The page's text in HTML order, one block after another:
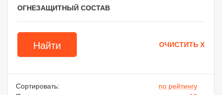
ОГНЕЗАЩИТНЫЙ СОСТАВ
Сортировать:
по рейтингу